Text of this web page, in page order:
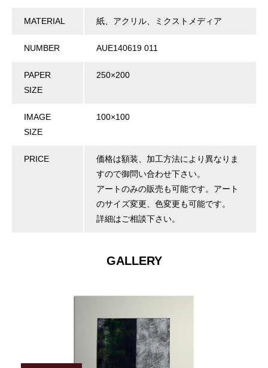
MATERIAL 紙、アクリル、ミクストメディア
NUMBER AUE140619 011
PAPER
SIZE
250×200
IMAGE
SIZE
100×100
PRICE
価格は額装、加工方法により異なりま
すので御問い合わせ下さい。
アートのみの販売も可能です。アート
のサイズ変更、色変更も可能です。
詳細はご相談下さい。
GALLERY